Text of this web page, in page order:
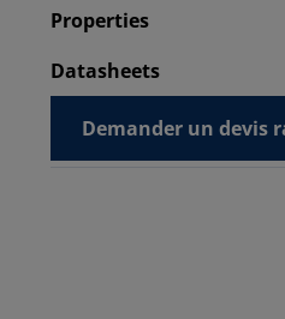
Properties
Datasheets
Demander un devis